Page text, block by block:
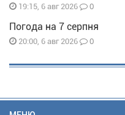
19:15, 6 авг 2026 0
Погода на 7 серпня
20:00, 6 авг 2026 0